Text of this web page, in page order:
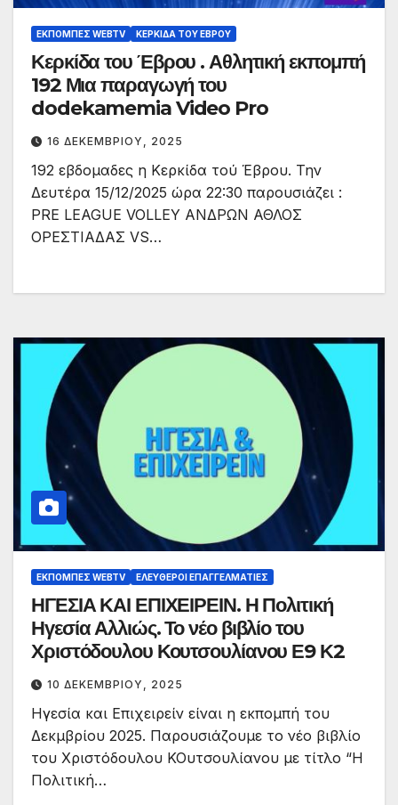
ΕΚΠΟΜΠΈΣ WEBTV ΚΕΡΚΊΔΑ ΤΟΥ ΈΒΡΟΥ
Κερκίδα του Έβρου . Αθλητική εκπομπή
192 Μια παραγωγή του
dodekamemia Video Pro
16 ΔΕΚΕΜΒΡΊΟΥ, 2025
192 εβδομαδες η Κερκίδα τού Έβρου. Την
Δευτέρα 15/12/2025 ώρα 22:30 παρουσιάζει :
PRE LEAGUΕ VOLLEY ΑΝΔΡΩΝ ΑΘΛΟΣ
ΟΡΕΣΤΙΑΔΑΣ VS…
ΕΚΠΟΜΠΈΣ WEBTV ΕΛΕΎΘΕΡΟΙ ΕΠΑΓΓΕΛΜΑΤΊΕΣ
ΗΓΕΣΙΑ ΚΑΙ ΕΠΙΧΕΙΡΕΙΝ. Η Πολιτική
Ηγεσία Αλλιώς. Το νέο βιβλίο του
Χριστόδουλου Κουτσουλίανου Ε9 Κ2
10 ΔΕΚΕΜΒΡΊΟΥ, 2025
Ηγεσία και Επιχειρείν είναι η εκπομπή του
Δεκμβρίου 2025. Παρουσιάζουμε το νέο βιβλίο
του Χριστόδουλου ΚΟυτσουλίανου με τίτλο “Η
Πολιτική…